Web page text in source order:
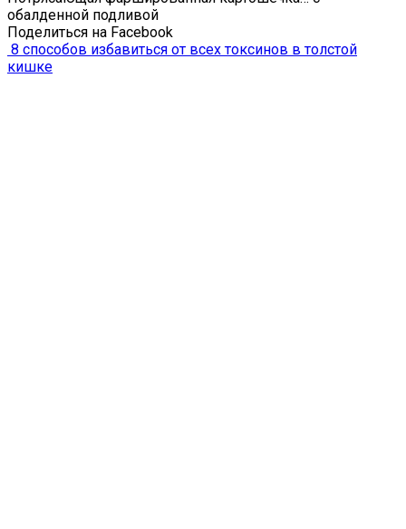
обалденной подливой
Поделиться на Facebook
8 способов избавиться от всех токсинов в толстой
кишке